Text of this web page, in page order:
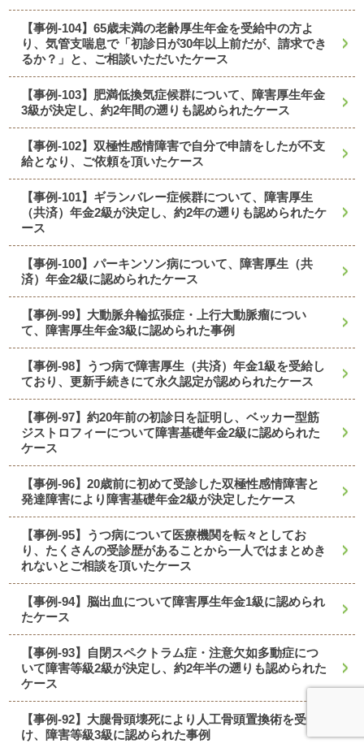
【事例-104】65歳未満の老齢厚生年金を受給中の方よ
り、気管支喘息で「初診日が30年以上前だが、請求でき
るか？」と、ご相談いただいたケース
【事例-103】肥満低換気症候群について、障害厚生年金
3級が決定し、約2年間の遡りも認められたケース
【事例-102】双極性感情障害で自分で申請をしたが不支
給となり、ご依頼を頂いたケース
【事例-101】ギランバレー症候群について、障害厚生
（共済）年金2級が決定し、約2年の遡りも認められたケ
ース
【事例-100】パーキンソン病について、障害厚生（共
済）年金2級に認められたケース
【事例-99】大動脈弁輪拡張症・上行大動脈瘤につい
て、障害厚生年金3級に認められた事例
【事例-98】うつ病で障害厚生（共済）年金1級を受給し
ており、更新手続きにて永久認定が認められたケース
【事例-97】約20年前の初診日を証明し、ベッカー型筋
ジストロフィーについて障害基礎年金2級に認められた
ケース
【事例-96】20歳前に初めて受診した双極性感情障害と
発達障害により障害基礎年金2級が決定したケース
【事例-95】うつ病について医療機関を転々としてお
り、たくさんの受診歴があることから一人ではまとめき
れないとご相談を頂いたケース
【事例-94】脳出血について障害厚生年金1級に認められ
たケース
【事例-93】自閉スペクトラム症・注意欠如多動症につ
いて障害等級2級が決定し、約2年半の遡りも認められた
ケース
【事例-92】大腿骨頭壊死により人工骨頭置換術を受
け、障害等級3級に認められた事例